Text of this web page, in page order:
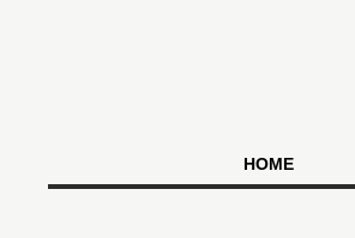
HOME